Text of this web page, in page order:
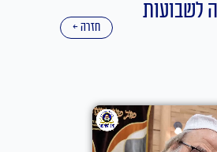
לשבועות
חזרה ←